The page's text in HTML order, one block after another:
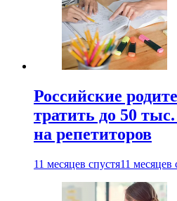
Российские
тратить до 50
на репетиторов
11 месяцев спустя11 месяцев